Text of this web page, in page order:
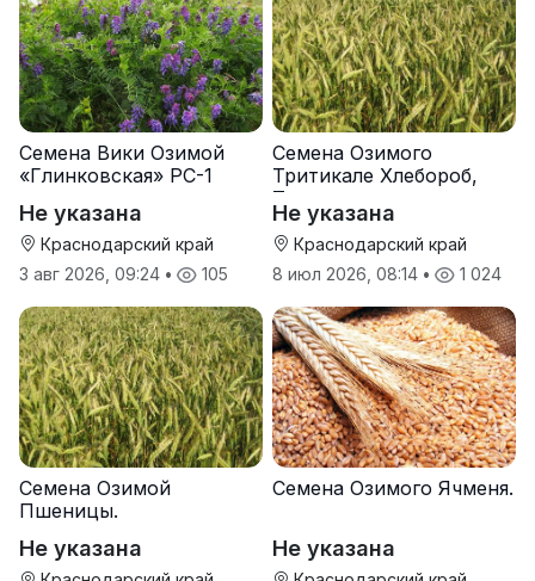
Семена Вики Озимой
«Глинковская» РС-1
Не указана
Краснодарский край
3 авг 2026, 09:24 • 105
Семена Озимого
Тритикале Хлебороб,
Тихон
Не указана
Краснодарский край
8 июл 2026, 08:14 • 1 024
Семена Озимой
Пшеницы.
Не указана
Семена Озимого Ячменя.
Не указана